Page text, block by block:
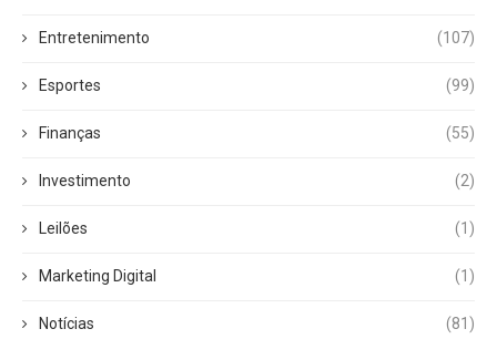
Entretenimento (107)
Esportes (99)
Finanças (55)
Investimento (2)
Leilões (1)
Marketing Digital (1)
Notícias (81)